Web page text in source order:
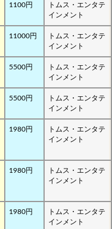
1100円
トムス・エンタテ
インメント
11000円
トムス・エンタテ
インメント
5500円
トムス・エンタテ
インメント
5500円
トムス・エンタテ
インメント
1980円
トムス・エンタテ
インメント
1980円
トムス・エンタテ
インメント
1980円
トムス・エンタテ
インメント